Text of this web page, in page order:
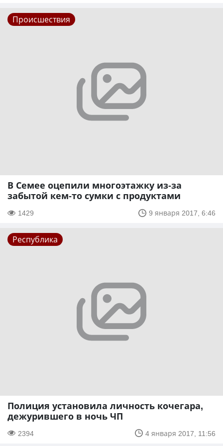
Происшествия
В Семее оцепили многоэтажку из-за
забытой кем-то сумки с продуктами
1429 9 января 2017, 6:46
Республика
Полиция установила личность кочегара,
дежурившего в ночь ЧП
2394 4 января 2017, 11:56